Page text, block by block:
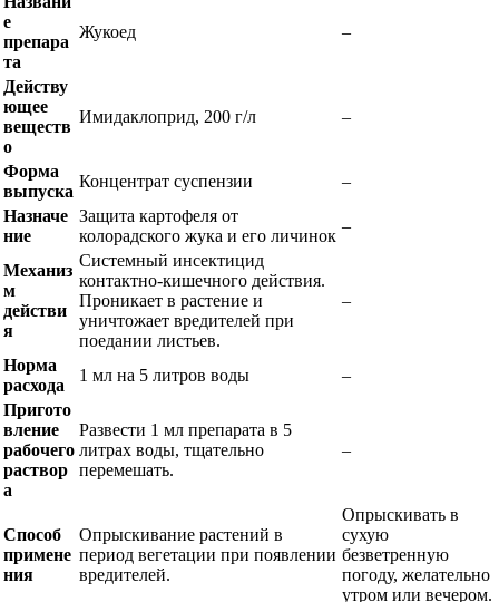
е
препара
та
Жукоед –
Действу
ющее
веществ
о
Имидаклоприд, 200 г/л –
Форма
выпуска
Концентрат суспензии
–
Назначе
ние
Защита картофеля от
колорадского жука и его личинок
–
Механиз
м
действи
я
Системный инсектицид
контактно-кишечного действия.
Проникает в растение и
уничтожает вредителей при
поедании листьев.
–
Норма
расхода
1 мл на 5 литров воды
–
Пригото
вление
рабочего
раствор
а
Развести 1 мл препарата в 5
литрах воды, тщательно
перемешать.
–
Способ
примене
ния
Опрыскивание растений в
период вегетации при появлении
вредителей.
Опрыскивать в
сухую
безветренную
погоду, желательно
утром или вечером.